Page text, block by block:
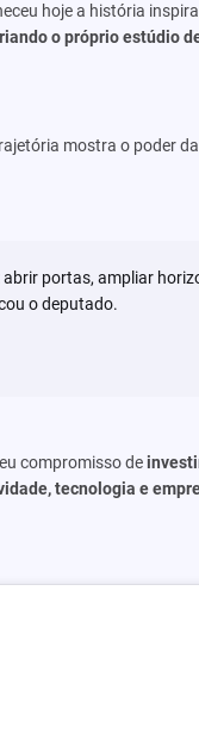
hoje a história
o próprio estúdio
mostra o poder da
abrir portas, ampliar
o deputado.
compromisso de
tecnologia e